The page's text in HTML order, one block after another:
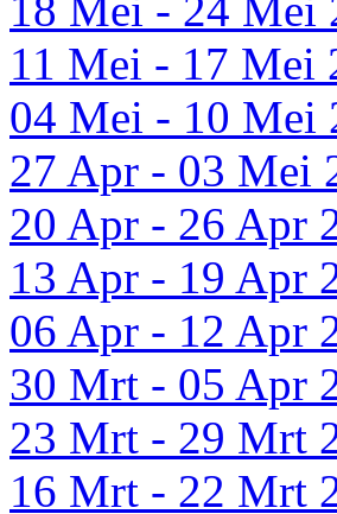
11 Mei - 17 Mei
04 Mei - 10 Mei
27 Apr - 03 Mei
20 Apr - 26 Apr
13 Apr - 19 Apr
06 Apr - 12 Apr
30 Mrt - 05 Apr
23 Mrt - 29 Mrt
16 Mrt - 22 Mrt